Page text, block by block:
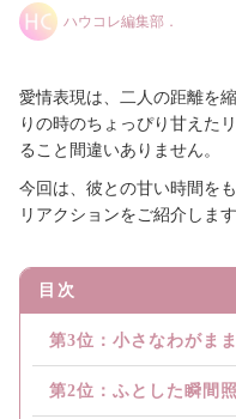
ハウコレ編集部．
愛情表現は、二人の距離を
りの時のちょっぴり甘えた
ること間違いありません。
今回は、彼との甘い時間を
リアクションをご紹介します
目次
第3位：小さなわがま
第2位：ふとした瞬間